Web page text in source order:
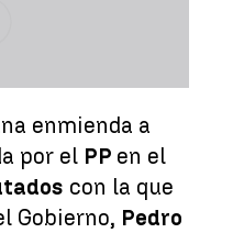
enmienda a
por el PP en el
con la que
Gobierno, Pedro